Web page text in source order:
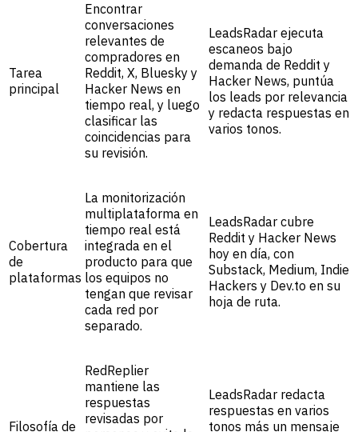
Tarea
principal
Encontrar
conversaciones
relevantes de
compradores en
Reddit, X, Bluesky y
Hacker News en
tiempo real, y luego
clasificar las
coincidencias para
su revisión.
LeadsRadar ejecuta
escaneos bajo
demanda de Reddit y
Hacker News, puntúa
los leads por relevancia
y redacta respuestas en
varios tonos.
Cobertura
de
plataformas
La monitorización
multiplataforma en
tiempo real está
integrada en el
producto para que
los equipos no
tengan que revisar
cada red por
separado.
LeadsRadar cubre
Reddit y Hacker News
hoy en día, con
Substack, Medium, Indie
Hackers y Dev.to en su
hoja de ruta.
Filosofía de
RedReplier
mantiene las
respuestas
revisadas por
LeadsRadar redacta
respuestas en varios
tonos más un mensaje